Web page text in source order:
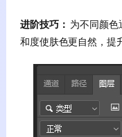
进阶技巧： 为不同颜色
和度使肤色更自然，提